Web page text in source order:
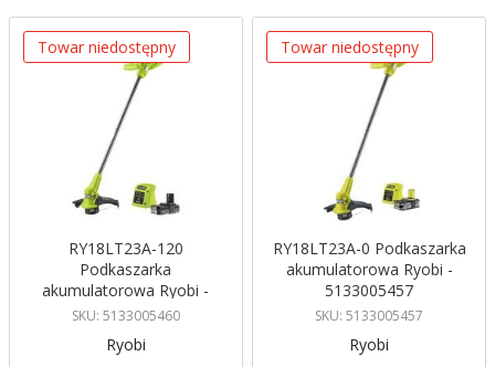
Towar niedostępny
RY18LT23A-120
Podkaszarka
akumulatorowa Ryobi -
5133005460
SKU: 5133005460
Ryobi
Towar niedostępny
RY18LT23A-0 Podkaszarka
akumulatorowa Ryobi -
5133005457
SKU: 5133005457
Ryobi